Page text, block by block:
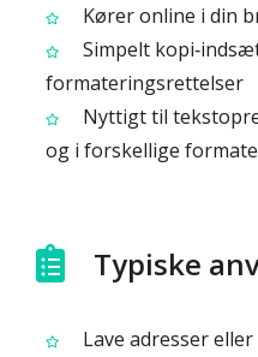
Kører online i din
Simpelt
formateringsrettelser
Nyttigt til
og i forskellige
Typiske
Lave adresser